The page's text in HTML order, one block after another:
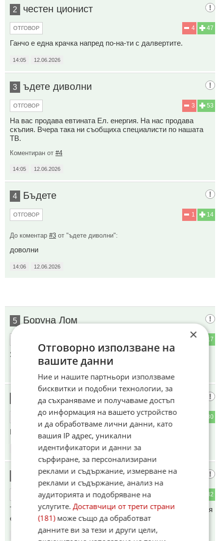
2 честен ционист
47
4
ОТГОВОР
Ганчо е една крачка напред по-на-ти с далвертите.
14:05 12.06.2026
3 ъдете диволни
53
3
ОТГОВОР
На вас продава евтината Ел. енергия. На нас продава
скъпия. Вчера така ни съобщиха специалисти по нашата
ТВ.
Коментиран от #4
14:05 12.06.2026
4 Бъдете
14
1
ОТГОВОР
До коментар #3 от "ъдете диволни":
доволни
14:06 12.06.2026
5 Боруна Лом
17
1
Я ПА ТИЯ ВЛАСИ?
сноу
30
ОТГОВОР
Мамалига да те хвали е все едно жаба да те плюе...
12.06.2026
Че умря ромлянката дето ни хвали
32
ОТГОВОР
Това като са го пускали по румънската телевизия, гаранция
е имало надпис на румънски "платен репортаж"
12.06.2026
×
Отговорно използване на
вашите данни
Ние и нашите партньори използваме
бисквитки и подобни технологии, за
да съхраняваме и получаваме достъп
до информация на вашето устройство
и да обработваме лични данни, като
вашия IP адрес, уникални
идентификатори и данни за
сърфиране, за персонализирани
реклами и съдържание, измерване на
реклами и съдържание, анализ на
аудиторията и подобряване на
услугите.Доставчици от трети страни
(181)може също да обработват
данните ви за тези и други цели,